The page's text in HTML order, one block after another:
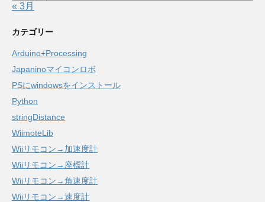
« 3月
カテゴリー
Arduino+Processing
Japaninoマイコンロボ
PSにwindowsをインストール
Python
stringDistance
WiimoteLib
Wiiリモコン→加速度計
Wiiリモコン→座標計
Wiiリモコン→角速度計
Wiiリモコン→速度計